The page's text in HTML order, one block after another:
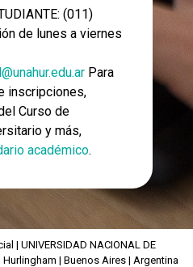
(011)
de lunes a viernes
Para
inscripciones,
Curso de
y más,
académico.
| UNIVERSIDAD NACIONAL DE
Hurlingham | Buenos Aires | Argentina